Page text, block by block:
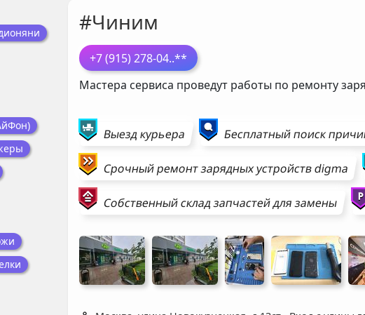
#Чиним
+7 (915) 278-04..**
Мастера сервиса проведут работы по ремонту
Выезд курьера Бесплатный поиск
Срочный ремонтзарядных устройствdigma
Собственный склад запчастей для замены